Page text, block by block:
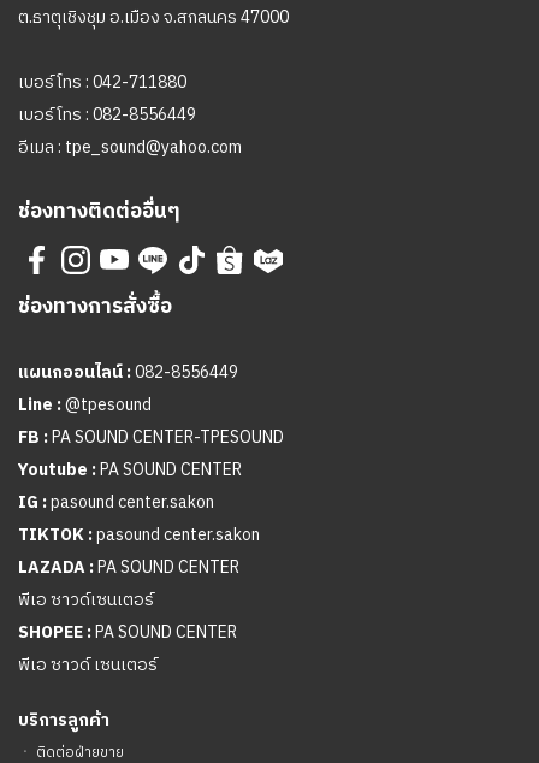
ต.ธาตุเชิงชุม อ.เมือง จ.สกลนคร 47000
เบอร์โทร :042-711880
เบอร์โทร :082-8556449
อีเมล : tpe_sound@yahoo.com
ช่องทางติดต่ออื่นๆ
ช่องทางการสั่งซื้อ
แผนกออนไลน์ :082-8556449
Line :@tpesound
FB :PA SOUND CENTER-TPESOUND
Youtube :PA SOUND CENTER
IG :pasound center.sakon
TIKTOK :pasound center.sakon
LAZADA :PA SOUND CENTER
พีเอ ซาวด์เซนเตอร์
SHOPEE :PA SOUND CENTER
พีเอ ซาวด์ เซนเตอร์
บริการลูกค้า
ㆍ ติดต่อฝ่ายขาย